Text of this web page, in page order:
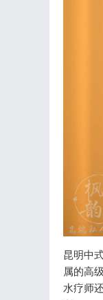
昆明中
属的高
水疗师